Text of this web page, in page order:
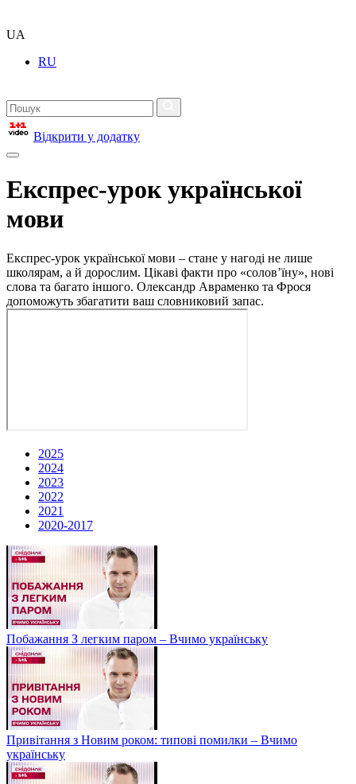
UA
RU
Відкрити у додатку
Експрес-урок української
мови
Експрес-урок української мови – стане у нагоді не лише
школярам, а й дорослим. Цікаві факти про «солов’їну», нові
слова та багато іншого. Олександр Авраменко та Фрося
допоможуть збагатити ваш словниковий запас.
2025
2024
2023
2022
2021
2020-2017
Побажання З легким паром – Вчимо українську
Привітання з Новим роком: типові помилки – Вчимо
українську